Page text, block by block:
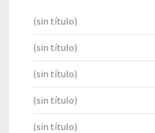
(sin título)
(sin título)
(sin título)
(sin título)
(sin título)